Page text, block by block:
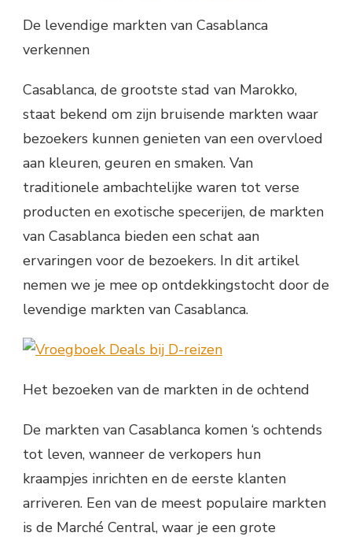
De levendige markten van Casablanca
verkennen
Casablanca, de grootste stad van Marokko,
staat bekend om zijn bruisende markten waar
bezoekers kunnen genieten van een overvloed
aan kleuren, geuren en smaken. Van
traditionele ambachtelijke waren tot verse
producten en exotische specerijen, de markten
van Casablanca bieden een schat aan
ervaringen voor de bezoekers. In dit artikel
nemen we je mee op ontdekkingstocht door de
levendige markten van Casablanca.
Het bezoeken van de markten in de ochtend
De markten van Casablanca komen ‘s ochtends
tot leven, wanneer de verkopers hun
kraampjes inrichten en de eerste klanten
arriveren. Een van de meest populaire markten
is de Marché Central, waar je een grote